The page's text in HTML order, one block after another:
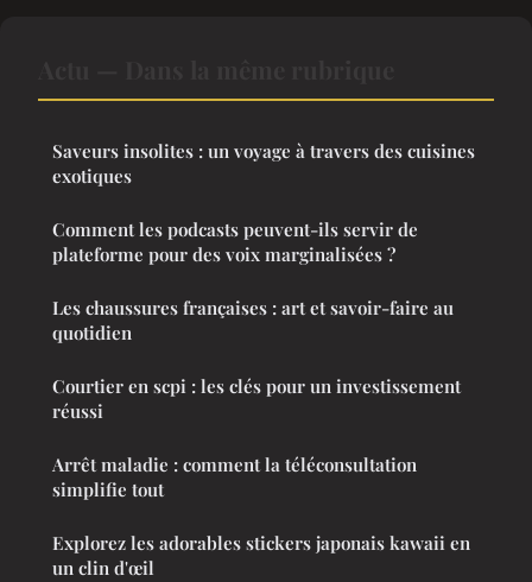
Saveurs insolites : un voyage à travers des cuisines
exotiques
Comment les podcasts peuvent-ils servir de
plateforme pour des voix marginalisées ?
Les chaussures françaises : art et savoir-faire au
quotidien
Courtier en scpi : les clés pour un investissement
réussi
Arrêt maladie : comment la téléconsultation
simplifie tout
Explorez les adorables stickers japonais kawaii en
un clin d'œil